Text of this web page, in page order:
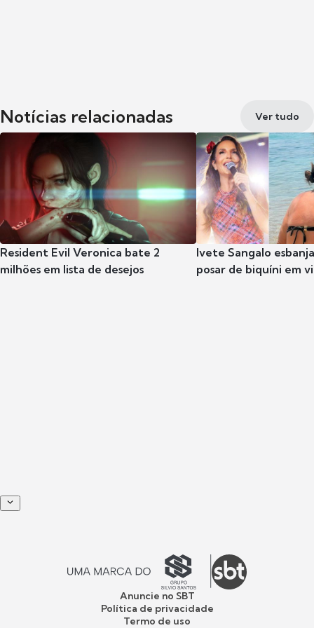
Notícias relacionadas Ver tudo
Resident Evil Veronica bate 2
milhões em lista de desejos
Ivete Sangalo
posar de biquíni em
Anuncie no SBT
Política de privacidade
Termo de uso